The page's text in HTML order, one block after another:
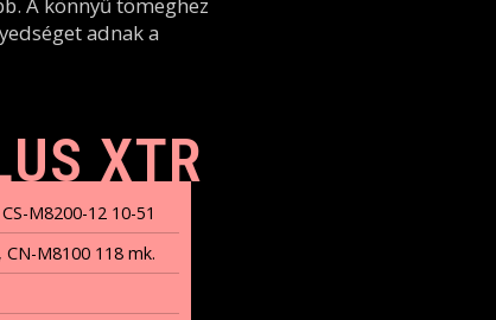
adnak a
XTR
M8200-12 10-51
M8100 118 mk.